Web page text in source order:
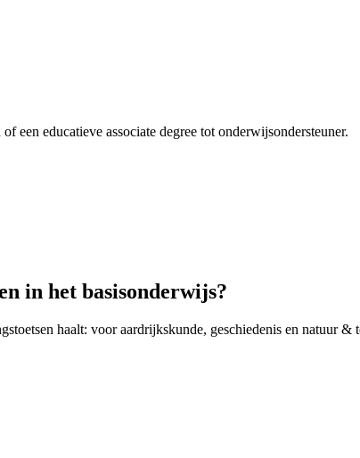
een educatieve associate degree tot onderwijsondersteuner.
in het basisonderwijs?
haalt: voor aardrijkskunde, geschiedenis en natuur &